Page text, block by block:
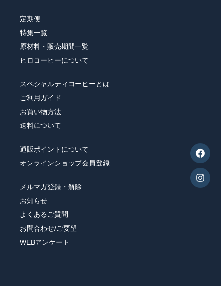
スイーツ
シュガー・フレッシュ・シロップ
コーヒー器具
定期便
特集一覧
原材料・販売期間一覧
ヒロコーヒーについて
スペシャルティコーヒーとは
ご利用ガイド
お買い物方法
送料について
通販ポイントについて
オンラインショップ会員登録
メルマガ登録・解除
お知らせ
よくあるご質問
お問合わせ/ご要望
WEBアンケート